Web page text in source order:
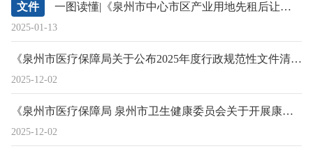
文件
2025-01-13
一图读懂|《泉州市中心市区产业用地先租后让管理规定（试行）》
2025-12-02
《泉州市医疗保障局关于公布2025年度行政规范性文件清理结果的通告》政策解读
2025-12-02
《泉州市医疗保障局 泉州市卫生健康委员会关于开展康复病种按床日付费工作的通知》政策解读